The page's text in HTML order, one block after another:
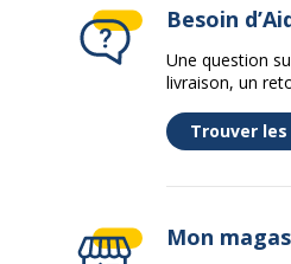
Besoin
Une question
livraison, un
Trouver
Mon